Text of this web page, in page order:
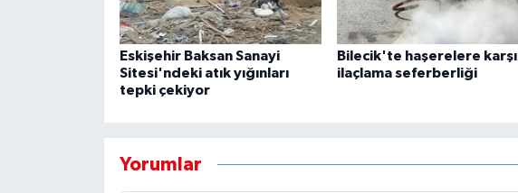
Eskişehir Baksan Sanayi
Sitesi'ndeki atık yığınları
tepki çekiyor
Bilecik'te haşerelere karşı
ilaçlama seferberliği
Yorumlar